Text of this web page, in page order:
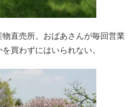
直売所。おばあさんが毎回営業
買わずにはいられない。